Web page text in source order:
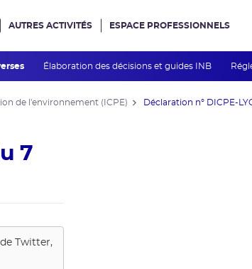
Élaboration des décisions et guides INB
AUTRES ACTIVITÉS ESPACE PROFESSIONNELS
de l'environnement (ICPE) Déclaration n° DICPE-
7
Twitter,